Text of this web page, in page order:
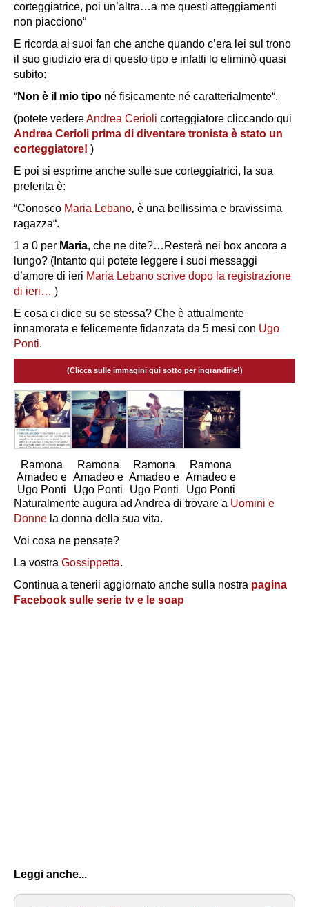
corteggiatrice, poi un’altra…a me questi atteggiamenti
non piacciono“
E ricorda ai suoi fan che anche quando c’era lei sul trono
il suo giudizio era di questo tipo e infatti lo eliminò quasi
subito:
“Non è il mio tipo né fisicamente né caratterialmente“.
(potete vedereAndrea Cerioli corteggiatore cliccando qui
Andrea Cerioli prima di diventare tronista è stato un
corteggiatore! )
E poi si esprime anche sulle sue corteggiatrici, la sua
preferita è:
“Conosco Maria Lebano, è una bellissima e bravissima
ragazza“.
1 a 0 per Maria, che ne dite?…Resterà nei box ancora a
lungo? (Intanto qui potete leggere i suoi messaggi
d’amore di ieri Maria Lebano scrive dopo la registrazione
di ieri… )
E cosa ci dice su se stessa? Che è attualmente
innamorata e felicemente fidanzata da 5 mesi con Ugo
Ponti.
(Clicca sulle immagini qui sotto per ingrandirle!)
Ramona
Amadeo e
Ugo Ponti
Ramona
Amadeo e
Ugo Ponti
Ramona
Amadeo e
Ugo Ponti
Ramona
Amadeo e
Ugo Ponti
Naturalmente augura ad Andrea di trovare a Uomini e
Donne la donna della sua vita.
Voi cosa ne pensate?
La vostra Gossippetta.
Continua a tenerii aggiornato anche sulla nostra pagina
Facebook sulle serie tv e le soap
Leggi anche...